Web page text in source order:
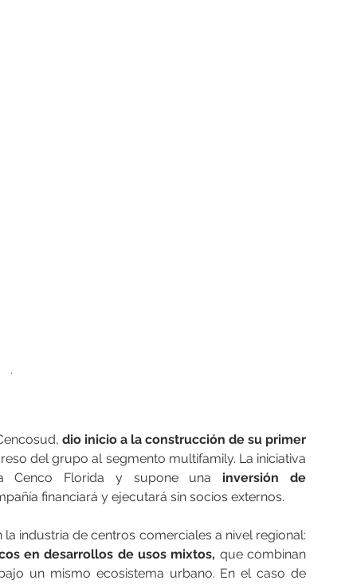
.
dio inicio a la construcción de su primer
del grupo al segmento multifamily. La iniciativa
Cenco Florida y supone una inversión de
financiará y ejecutará sin socios externos.
en desarrollos de usos mixtos, que combinan
un mismo ecosistema urbano. En el caso de